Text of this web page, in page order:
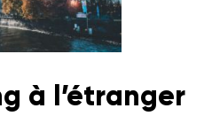
à l’étranger